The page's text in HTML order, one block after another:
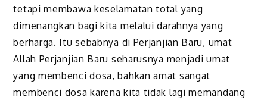
tetapi membawa keselamatan total yang
dimenangkan bagi kita melalui darahnya yang
berharga. Itu sebabnya di Perjanjian Baru, umat
Allah Perjanjian Baru seharusnya menjadi umat
yang membenci dosa, bahkan amat sangat
membenci dosa karena kita tidak lagi memandang